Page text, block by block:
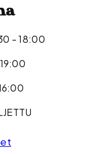
- 18:00